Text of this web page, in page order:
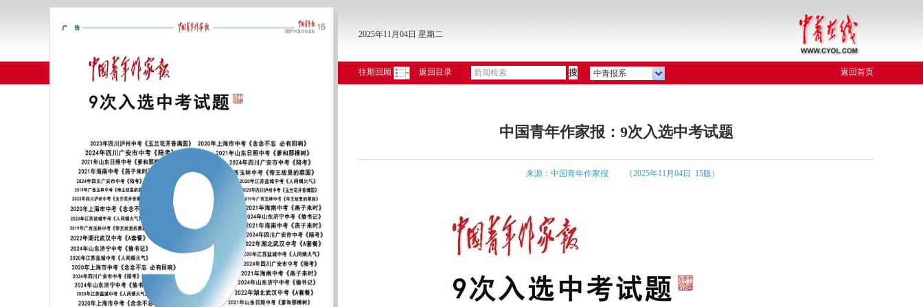
2025年11月04日 星期二
往期回顾 返回目录 中青报系 返回首页
中国青年作家报：9次入选中考试题
来源：中国青年作家报 （2025年11月04日 15版）